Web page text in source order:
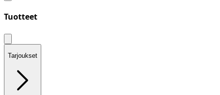
Tuotteet
Tarjoukset